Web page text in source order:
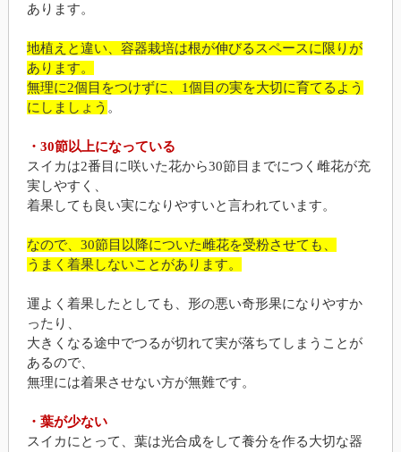
あります。
地植えと違い、容器栽培は根が伸びるスペースに限りが
あります。
無理に2個目をつけずに、1個目の実を大切に育てるよう
にしましょう 。
・30節以上になっている
スイカは2番目に咲いた花から30節目までにつく雌花が充
実しやすく、
着果しても良い実になりやすいと言われています。
なので、30節目以降についた雌花を受粉させても、
うまく着果しないことがあります。
運よく着果したとしても、形の悪い奇形果になりやすか
ったり、
大きくなる途中でつるが切れて実が落ちてしまうことが
あるので、
無理には着果させない方が無難です。
・葉が少ない
スイカにとって、葉は光合成をして養分を作る大切な器